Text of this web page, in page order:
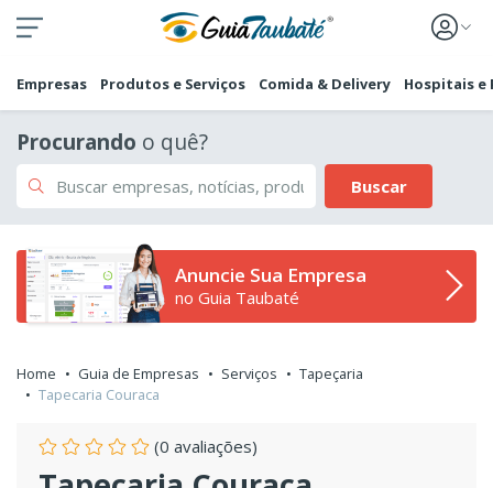
Empresas Produtos e Serviços Comida & Delivery Hospitais e
Procurando o quê?
Buscar
Anuncie Sua Empresa
no Guia Taubaté
Home Guia de Empresas Serviços
Tapeçaria
Tapecaria Couraca
(0 avaliações)